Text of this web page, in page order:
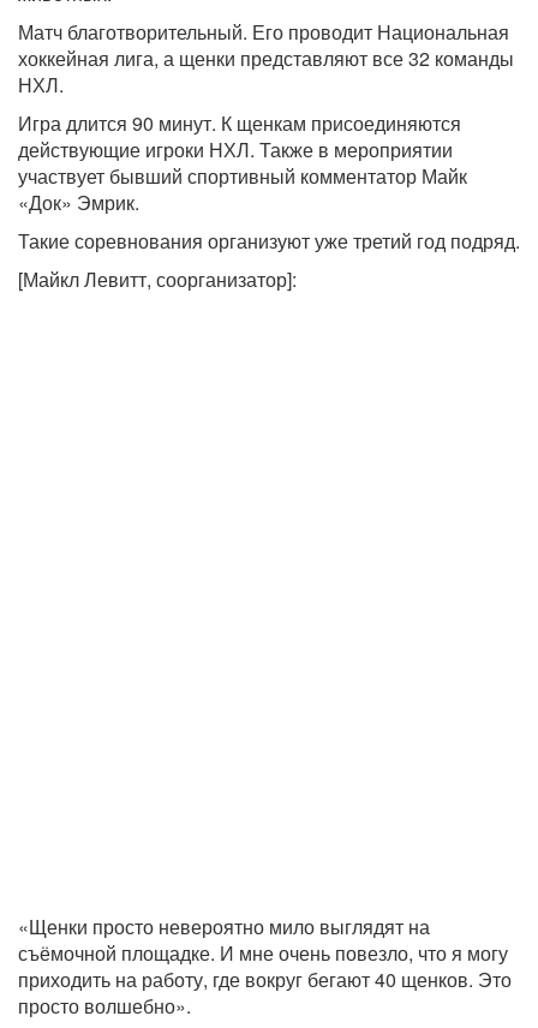
Матч благотворительный. Его проводит Национальная
хоккейная лига, а щенки представляют все 32 команды
НХЛ.
Игра длится 90 минут. К щенкам присоединяются
действующие игроки НХЛ. Также в мероприятии
участвует бывший спортивный комментатор Майк
«Док» Эмрик.
Такие соревнования организуют уже третий год подряд.
[Майкл Левитт, соорганизатор]:
«Щенки просто невероятно мило выглядят на
съёмочной площадке. И мне очень повезло, что я могу
приходить на работу, где вокруг бегают 40 щенков. Это
просто волшебно».